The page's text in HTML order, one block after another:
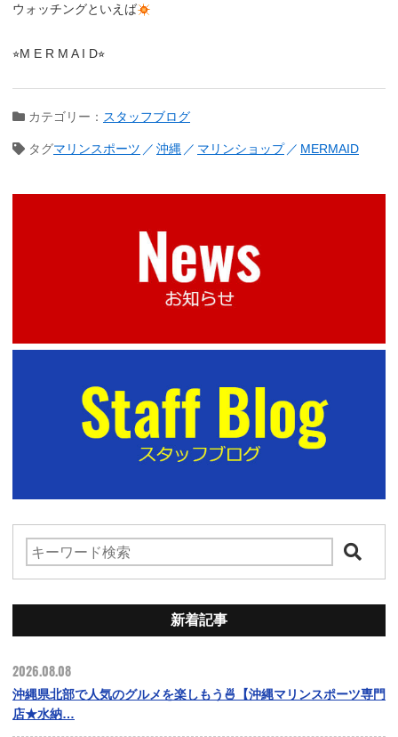
ウォッチングといえば
⭐︎M E R M A I D⭐︎
カテゴリー： スタッフブログ
タグマリンスポーツ 沖縄 マリンショップ MERMAID
新着記事
2026.08.08
沖縄県北部で人気のグルメを楽しもう🍜【沖縄マリンスポーツ専門
店★水納…